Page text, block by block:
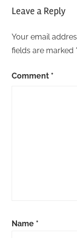
Leave a Reply
Your email
fields are marked *
Comment *
Name *